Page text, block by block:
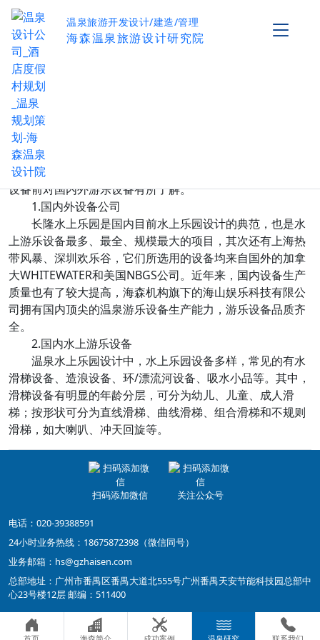
温泉旅游开发设计/建造/管理
海森温泉旅游设计研究院
游乐设备运用最多的是典型的
泉+水上乐园”，其中，选择什么温泉设备来建设水上乐园，
这是设计们经常遇到的问题。海森机构认为，应在选择游乐
设备前对国内外游乐设备有所了解。
1.国内外设备公司
长隆水上乐园是国内目前水上乐园设计的典范，也是水
上游乐设备最多、最全、规模最大的项目，其次还有上海热
带风暴、深圳欢乐谷，它们所选用的设备均来自国外的加拿
大WHITEWATER和美国NBGS公司。近年来，国内设备生产
质量也有了较大提高，海森机构旗下的海山娱乐科技有限公
司拥有国内顶尖的温泉游乐设备生产能力，游乐设备品质齐
全。
2.国内水上游乐设备
温泉水上乐园设计中，水上乐园设备多样，常见的有水
滑梯设备、造浪设备、环/漂流河设备、吸水小品等。其中，
滑梯设备有明显的年龄分层，可分为幼儿、儿童、成人滑
梯；按形状可分为直线滑梯、曲线滑梯、组合滑梯和不规则
滑梯，如大喇叭、冲天回旋等。
扫码添加微信 关注公众号
电话：020-39388591
24小时业务热线：18675872398（微信同号）
业务邮箱：hs@gzhaisen.com
总部地址：广州市番禺区番禺大道北555号广州番禺天安节能科技园总部中
心23号楼12层 邮编：511400